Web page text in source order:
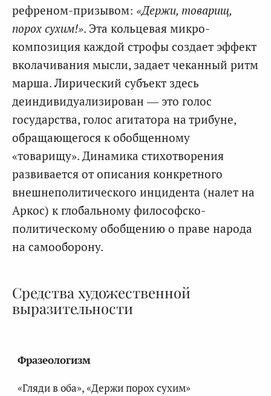
рефреном-призывом: «Держи, товарищ,
порох сухим!». Эта кольцевая микро-
композиция каждой строфы создает эффект
вколачивания мысли, задает чеканный ритм
марша. Лирический субъект здесь
деиндивидуализирован — это голос
государства, голос агитатора на трибуне,
обращающегося к обобщенному
«товарищу». Динамика стихотворения
развивается от описания конкретного
внешнеполитического инцидента (налет на
Аркос) к глобальному философско-
политическому обобщению о праве народа
на самооборону.
Средства художественной
выразительности
Фразеологизм
«Гляди в оба», «Держи порох сухим»